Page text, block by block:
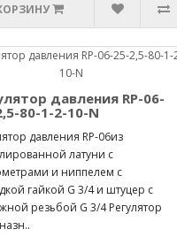
давления RP-06-
80-1-2-10-N
давления RP-06из
латуни с
и ниппелем с
гайкой G 3/4 и штуцер с
резьбой G 3/4 Регулятор